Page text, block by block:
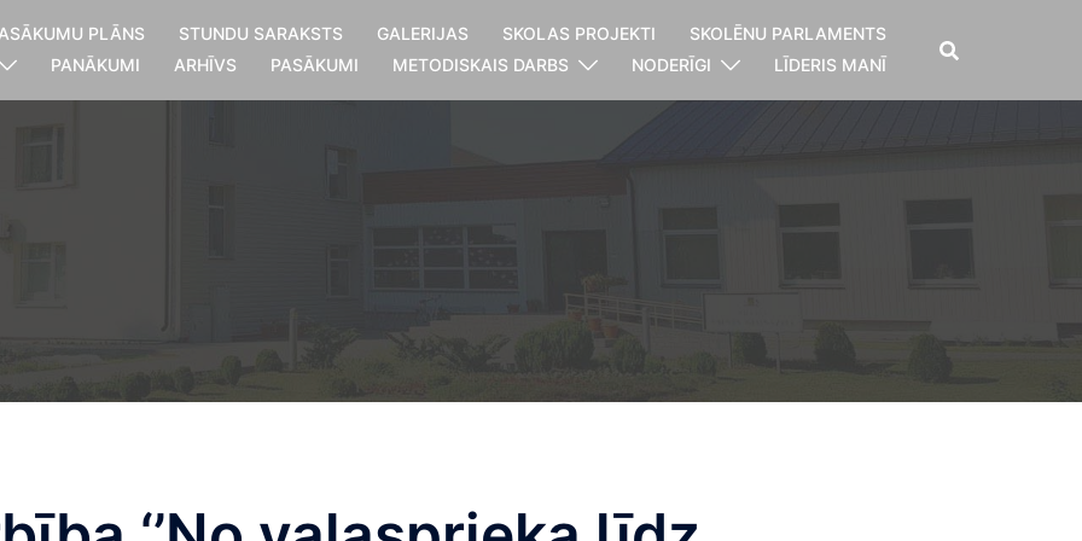
PLĀNS STUNDU SARAKSTS GALERIJAS SKOLAS PROJEKTI
SKOLĒNU PARLAMENTS
PANĀKUMI ARHĪVS PASĀKUMI METODISKAIS DARBS NODERĪGI LĪDERIS MANĪ